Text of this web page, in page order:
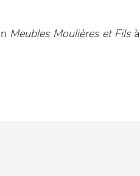
Meubles Moulières et Filsà